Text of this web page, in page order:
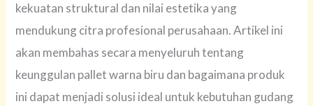
kekuatan struktural dan nilai estetika yang
mendukung citra profesional perusahaan. Artikel ini
akan membahas secara menyeluruh tentang
keunggulan pallet warna biru dan bagaimana produk
ini dapat menjadi solusi ideal untuk kebutuhan gudang